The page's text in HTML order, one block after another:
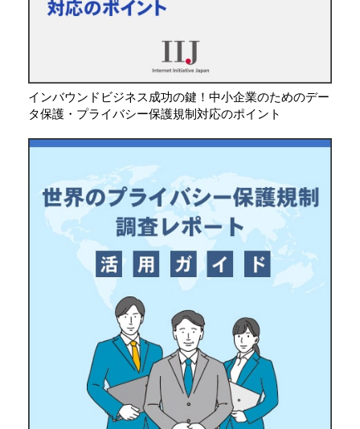
インバウンドビジネス成功の鍵！中小企業のためのデー
タ保護・プライバシー保護規制対応のポイント